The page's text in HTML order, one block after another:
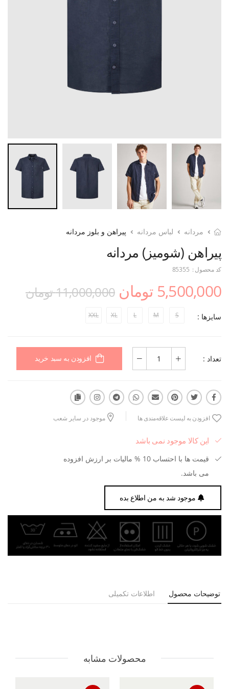
مردانه لباس مردانه پیراهن و بلوز مردانه
پیراهن (شومیز) مردانه
کد محصول : 85355
5,500,000 تومان 11,000,000 تومان
سایزها : S
M
L
XL
XXL
تعداد : افزودن به سبد خرید
افزودن به لیست علاقه‌مندی ها موجود در سایر شعب
این کالا موجود نمی باشد
قیمت ها با احتساب 10 % مالیات بر ارزش افزوده
می باشد.
موجود شد به من اطلاع بده
توضیحات محصول اطلاعات تکمیلی
محصولات مشابه